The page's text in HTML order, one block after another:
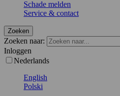
Schade melden
Service & contact
Zoeken
Zoeken naar:
Inloggen
Nederlands
English
Polski